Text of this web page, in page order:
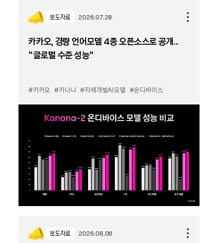
보도자료 2026.07.28
카카오, 경량 언어모델 4종 오픈소스로 공개...
“글로벌 수준 성능”
#카카오 #카나나 #자체개발AI모델 #온디바이스
보도자료 2026.08.06